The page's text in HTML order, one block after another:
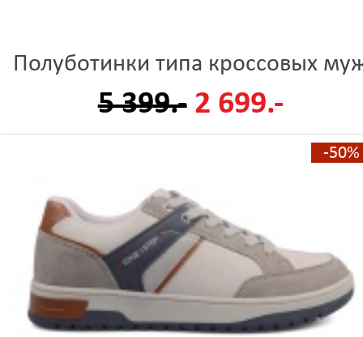
Полуботинки типа кроссовых
5 399.- 2 699.-
-50%